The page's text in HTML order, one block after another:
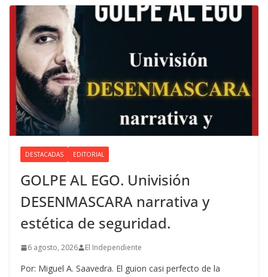
DESTACADAS EDITORIAL
GOLPE AL EGO. Univisión
DESENMASCARA narrativa y
estética de seguridad.
6 agosto, 2026 El Independiente
Por: Miguel A. Saavedra. El guion casi perfecto de la